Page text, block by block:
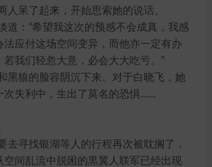
呆了起来，开始思索她的说话。
：“希望我这次的预感不会成真，我感
法应付这场空间变异，而他亦一定有办
若我们轻忽大意，必会大大吃亏。”
狼的脸容阴沉下来。对于白晓飞，她
次失利中，生出了莫名的恐惧……
寻找银湖等人的行程再次被耽搁了，
空间乱流中脱困的黒翼人联军已经出现